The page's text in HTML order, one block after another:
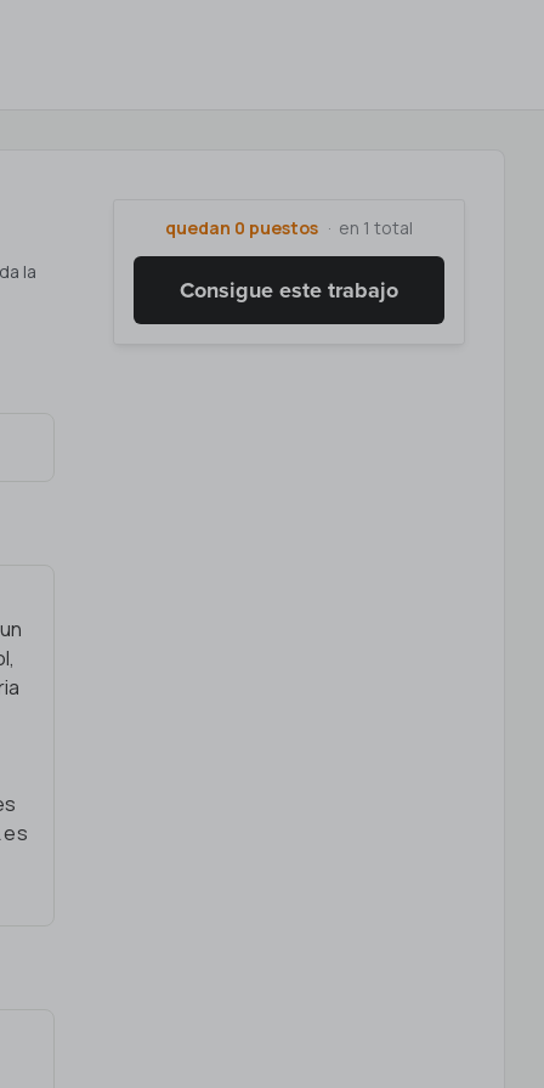
la
es
quedan 0 puestos en 1 total
Consigue este trabajo